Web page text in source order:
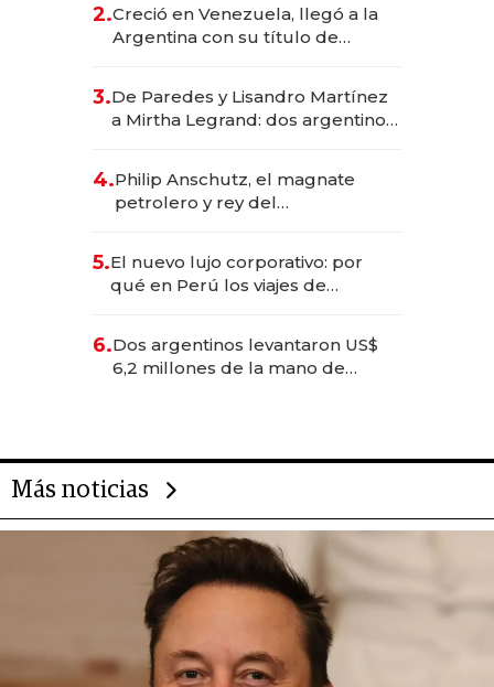
2.Creció en Venezuela, llegó a la
Argentina con su título de
las marcas "fast premium"
3.De Paredes y Lisandro Martínez
a Mirtha Legrand: dos argentinos
4.Philip Anschutz, el magnate
petrolero y rey del
Fénix
5.El nuevo lujo corporativo: por
qué en Perú los viajes de
para convertirse en experiencias
transformadoras
6.Dos argentinos levantaron US$
6,2 millones de la mano de
Más noticias